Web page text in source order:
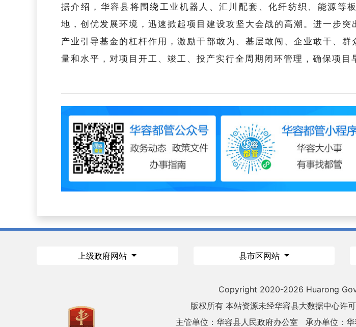
据介绍，华容县将围绕工业机器人、汇川配套、化纤纺织、能源等
地，创优发展环境，迅速掀起项目建设攻坚大会战的高潮。进一步
产业引导基金的杠杆作用，激励干部敢为、基层敢闯、企业敢干、
量和水平，对项目开工、竣工、投产实行全周期闭环管理，确保项目
上级政府网站 县市区网站
Copyright 2020-2026 Huarong
版权所有 本站资源未经华容县大数据中心许
主管单位：华容县人民政府办公室
承办单位：